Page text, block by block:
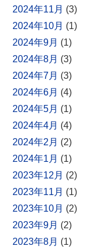
2024年11月 (3)
2024年10月 (1)
2024年9月 (1)
2024年8月 (3)
2024年7月 (3)
2024年6月 (4)
2024年5月 (1)
2024年4月 (4)
2024年2月 (2)
2024年1月 (1)
2023年12月 (2)
2023年11月 (1)
2023年10月 (2)
2023年9月 (2)
2023年8月 (1)